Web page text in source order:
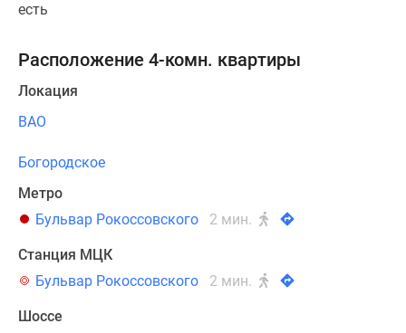
есть
Расположение 4-комн. квартиры
Локация
ВАО
Богородское
Метро
Бульвар Рокоссовского
2 мин.
Станция МЦК
Бульвар Рокоссовского
2 мин.
Шоссе